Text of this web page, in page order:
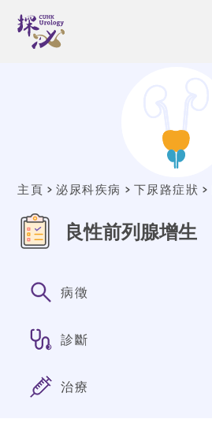
主頁 泌尿科疾病 下尿路症狀
良性前列腺增生
病徵
診斷
治療